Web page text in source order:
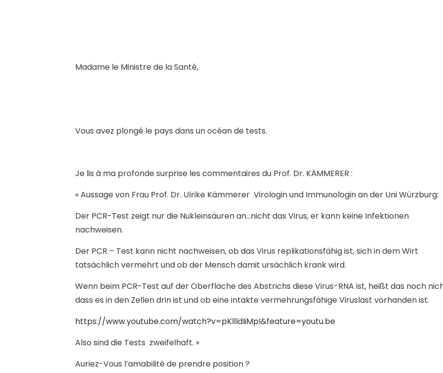
Madame le Ministre de la Santé,
Vous avez plongé le pays dans un océan de tests.
Je lis à ma profonde surprise les commentaires du Prof. Dr. KÄMMERER :
« Aussage von Frau Prof. Dr. Ulrike Kämmerer Virologin und Immunologin an der Uni Würzburg:
Der PCR-Test zeigt nur die Nukleinsäuren an…nicht das Virus, er kann keine Infektionen
nachweisen.
Der PCR – Test kann nicht nachweisen, ob das Virus replikationsfähig ist, sich in dem Wirt
tatsächlich vermehrt und ob der Mensch damit ursächlich krank wird.
Wenn beim PCR-Test auf der Oberfläche des Abstrichs diese Virus-RNA ist, heißt das noch
dass es in den Zellen drin ist und ob eine intakte vermehrungsfähige Viruslast vorhanden ist.
https://www.youtube.com/watch?v=pKllldIiMpI&feature=youtu.be
Also sind die Tests zweifelhaft. »
Auriez-Vous l’amabilité de prendre position ?